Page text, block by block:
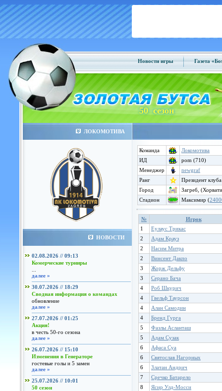
Новости игры Газета
50 сезон
ЛОКОМОТИВА
НОВОСТИ
02.08.2026 // 09:13
Комерческие турниры
далее »
30.07.2026 // 18:29
Сводная информация о командах
обновление
далее »
27.07.2026 // 01:25
Акция!
в честь 50-го сезона
далее »
26.07.2026 // 15:10
Изменения в Генераторе
гостевые голы и 5 замен
далее »
25.07.2026 // 10:01
50 сезон
Команда
Локомотива
ИД
pom (710)
Менеджер
newgraf
Ранг
Президент клуба
Город
Загреб,
Стадион
Максимир (
№
Игрок
1
Еулаус Трикас
2
Адам Крауз
2
Насим Митра
2
Винсент Дакпо
3
Жорж Дельфу
3
Серано Бача
4
Роб Шкурич
4
Гвельф Таурсон
4
Алан Самодин
4
Бренд Гурга
5
Фазлы Асланташ
5
Адам Сузак
6
Афаса Суа
6
Святослав Нагорных
6
Златан Андрич
7
Сречко Батарело
8
Ясир Улд-Мосси